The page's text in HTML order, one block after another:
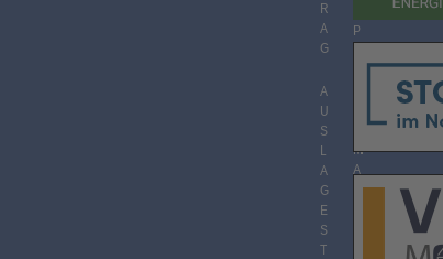
R
A
G
A
U
S
L
A
G
E
S
T
P
M
A